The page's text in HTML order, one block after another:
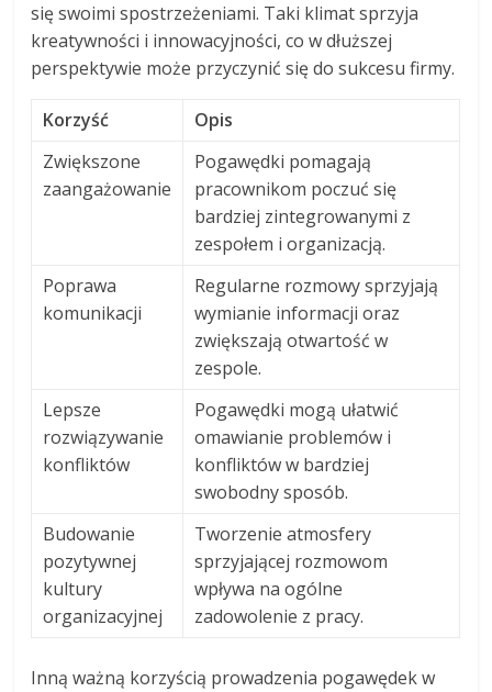
się swoimi spostrzeżeniami. Taki klimat sprzyja
kreatywności i innowacyjności, co w dłuższej
perspektywie może przyczynić się do sukcesu firmy.
Korzyść
Opis
Zwiększone
zaangażowanie
Pogawędki pomagają
pracownikom poczuć się
bardziej zintegrowanymi z
zespołem i organizacją.
Poprawa
komunikacji
Regularne rozmowy sprzyjają
wymianie informacji oraz
zwiększają otwartość w
zespole.
Lepsze
rozwiązywanie
konfliktów
Pogawędki mogą ułatwić
omawianie problemów i
konfliktów w bardziej
swobodny sposób.
Budowanie
pozytywnej
kultury
organizacyjnej
Tworzenie atmosfery
sprzyjającej rozmowom
wpływa na ogólne
zadowolenie z pracy.
Inną ważną korzyścią prowadzenia pogawędek w